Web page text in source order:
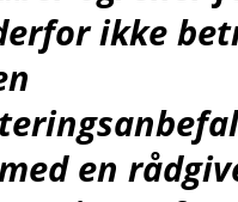
ikke
en